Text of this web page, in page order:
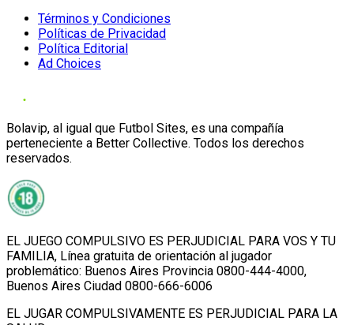
Términos y Condiciones
Políticas de Privacidad
Política Editorial
Ad Choices
Bolavip, al igual que Futbol Sites, es una compañía
perteneciente a Better Collective. Todos los derechos
reservados.
EL JUEGO COMPULSIVO ES PERJUDICIAL PARA VOS Y TU
FAMILIA, Línea gratuita de orientación al jugador
problemático: Buenos Aires Provincia 0800-444-4000,
Buenos Aires Ciudad 0800-666-6006
EL JUGAR COMPULSIVAMENTE ES PERJUDICIAL PARA LA